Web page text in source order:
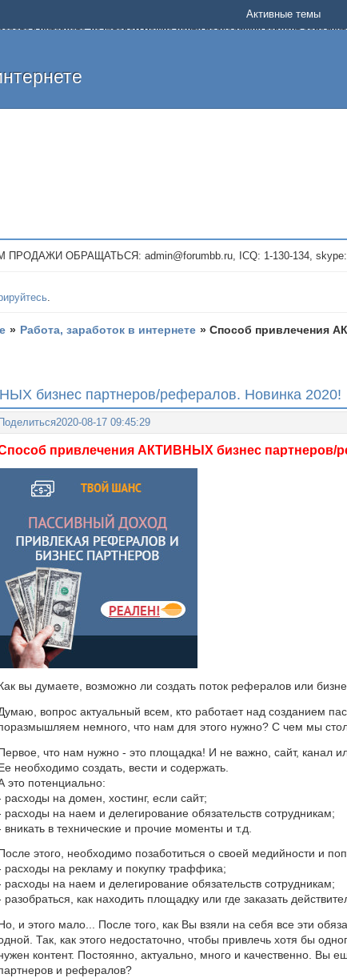
в интернете, на котором можно найти подходящий вариант
определенный проект или сайт не платит, то указывайте в теме что это
сегодня. Создавайте новые темы, размещайте объявления со своими
Активные темы
ОБРАЩАТЬСЯ: admin@forumbb.ru, ICQ: 1-130-134, skype:
.
» Работа, заработок в интернете »Способ привлечения
бизнес партнеров/рефералов. Новинка 2020!
Поделиться2020-08-17 09:45:29
привлечения АКТИВНЫХ бизнес партнеров/
вы думаете, возможно ли создать поток рефералов или
вопрос актуальный всем, кто работает над созданием
немного, что нам для этого нужно? С чем мы
что нам нужно - это площадка! И не важно, сайт, канал
необходимо создать, вести и содержать.
это потенциально:
расходы на домен, хостинг, если сайт;
расходы на наем и делегирование обязательств сотрудникам;
вникать в технические и прочие моменты и т.д.
этого, необходимо позаботиться о своей медийности и
расходы на рекламу и покупку траффика;
расходы на наем и делегирование обязательств сотрудникам;
разобраться, как находить площадку или где заказать
и этого мало... После того, как Вы взяли на себя все эти
Так, как этого недостаточно, чтобы привлечь хотя бы
контент. Постоянно, актуально, много и качественно. Вы
и рефералов?